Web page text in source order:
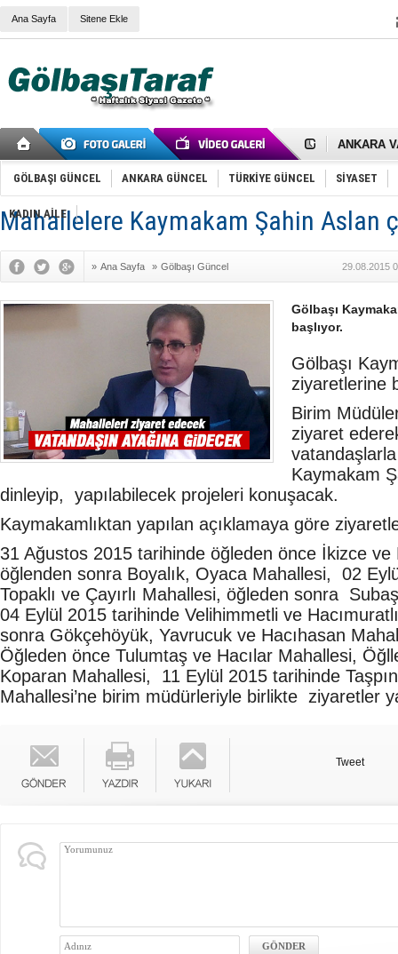
Ana Sayfa Sitene Ekle
Cemal
Samet
FAİZ
OLİMPİK
SÖZ
Mikail
Gölbaşı
GÖLBAŞI GÜNCEL ANKARA GÜNCEL TÜRKİYE GÜNCEL SİYASET
KADIN AİLE
Mahallelere Kaymakam Şahin Aslan
» Ana Sayfa » Gölbaşı Güncel 29.08.2015
Gölbaşı
başlıyor.
Gölbaşı
ziyaretlerine
Birim
ziyaret
Kaymakam
dinleyip, yapılabilecek projeleri konuşacak.
Kaymakamlıktan yapılan açıklamaya göre
31 Ağustos 2015 tarihinde öğleden önce İkizce ve
öğlenden sonra Boyalık, Oyaca Mahallesi, 02
Topaklı ve Çayırlı Mahallesi, öğleden sonra
04 Eylül 2015 tarihinde Velihimmetli ve
sonra Gökçehöyük, Yavrucuk ve Hacıhasan
Öğleden önce Tulumtaş ve Hacılar Mahallesi,
Koparan Mahallesi, 11 Eylül 2015 tarihinde
Mahallesi’ne birim müdürleriyle birlikte ziyaretler
Tweet